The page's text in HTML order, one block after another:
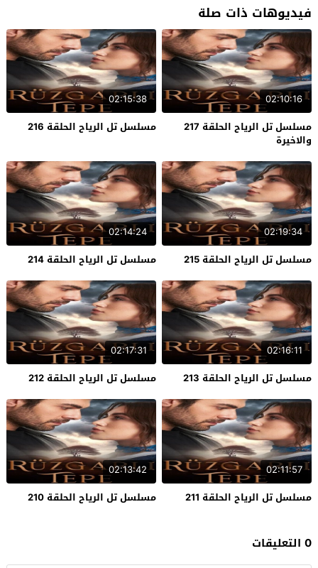
فيديوهات ذات صلة
02:10:16
مسلسل تل الرياح الحلقة 217
والاخيرة
02:15:38
مسلسل تل الرياح الحلقة 216
02:19:34
مسلسل تل الرياح الحلقة 215
02:14:24
مسلسل تل الرياح الحلقة 214
02:16:11
مسلسل تل الرياح الحلقة 213
02:17:31
مسلسل تل الرياح الحلقة 212
02:11:57
مسلسل تل الرياح الحلقة 211
02:13:42
مسلسل تل الرياح الحلقة 210
0 التعليقات